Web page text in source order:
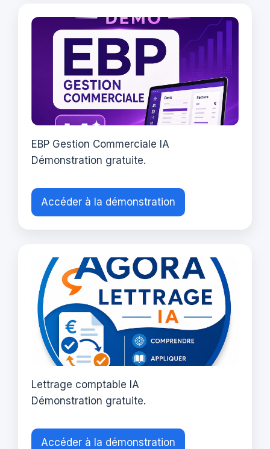
EBP Gestion Commerciale IA
Démonstration gratuite.
Accéder à la démonstration
Lettrage comptable IA
Démonstration gratuite.
Accéder à la démonstration